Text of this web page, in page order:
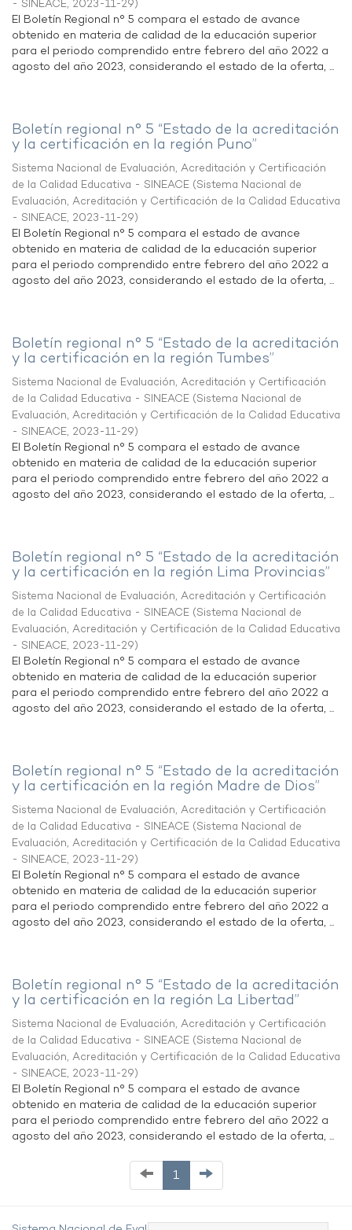
- SINEACE, 2023-11-29)
El Boletín Regional n° 5 compara el estado de avance
obtenido en materia de calidad de la educación superior
para el periodo comprendido entre febrero del año 2022 a
agosto del año 2023, considerando el estado de la oferta, ...
Boletín regional n° 5 “Estado de la acreditación
y la certificación en la región Puno”
Sistema Nacional de Evaluación, Acreditación y Certificación
de la Calidad Educativa - SINEACE (Sistema Nacional de
Evaluación, Acreditación y Certificación de la Calidad Educativa
- SINEACE, 2023-11-29)
El Boletín Regional n° 5 compara el estado de avance
obtenido en materia de calidad de la educación superior
para el periodo comprendido entre febrero del año 2022 a
agosto del año 2023, considerando el estado de la oferta, ...
Boletín regional n° 5 “Estado de la acreditación
y la certificación en la región Tumbes”
Sistema Nacional de Evaluación, Acreditación y Certificación
de la Calidad Educativa - SINEACE (Sistema Nacional de
Evaluación, Acreditación y Certificación de la Calidad Educativa
- SINEACE, 2023-11-29)
El Boletín Regional n° 5 compara el estado de avance
obtenido en materia de calidad de la educación superior
para el periodo comprendido entre febrero del año 2022 a
agosto del año 2023, considerando el estado de la oferta, ...
Boletín regional n° 5 “Estado de la acreditación
y la certificación en la región Lima Provincias”
Sistema Nacional de Evaluación, Acreditación y Certificación
de la Calidad Educativa - SINEACE (Sistema Nacional de
Evaluación, Acreditación y Certificación de la Calidad Educativa
- SINEACE, 2023-11-29)
El Boletín Regional n° 5 compara el estado de avance
obtenido en materia de calidad de la educación superior
para el periodo comprendido entre febrero del año 2022 a
agosto del año 2023, considerando el estado de la oferta, ...
Boletín regional n° 5 “Estado de la acreditación
y la certificación en la región Madre de Dios”
Sistema Nacional de Evaluación, Acreditación y Certificación
de la Calidad Educativa - SINEACE (Sistema Nacional de
Evaluación, Acreditación y Certificación de la Calidad Educativa
- SINEACE, 2023-11-29)
El Boletín Regional n° 5 compara el estado de avance
obtenido en materia de calidad de la educación superior
para el periodo comprendido entre febrero del año 2022 a
agosto del año 2023, considerando el estado de la oferta, ...
Boletín regional n° 5 “Estado de la acreditación
y la certificación en la región La Libertad”
Sistema Nacional de Evaluación, Acreditación y Certificación
de la Calidad Educativa - SINEACE (Sistema Nacional de
Evaluación, Acreditación y Certificación de la Calidad Educativa
- SINEACE, 2023-11-29)
El Boletín Regional n° 5 compara el estado de avance
obtenido en materia de calidad de la educación superior
para el periodo comprendido entre febrero del año 2022 a
agosto del año 2023, considerando el estado de la oferta, ...
1